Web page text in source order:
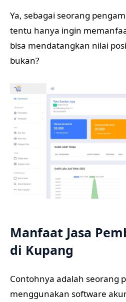
Ya, sebagai seorang
tentu hanya ingin
bisa mendatangkan nilai
bukan?
Manfaat Jasa
di Kupang
Contohnya adalah seorang
menggunakan software